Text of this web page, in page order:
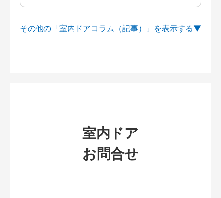
その他の「室内ドアコラム（記事）」を
室内ドア
お問合せ